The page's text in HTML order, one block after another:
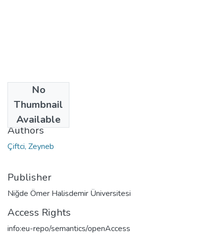
No
Thumbnail
Available
2024
Authors
Çiftci, Zeyneb
Publisher
Niğde Ömer Halisdemir Üniversitesi
Access Rights
info:eu-repo/semantics/openAccess